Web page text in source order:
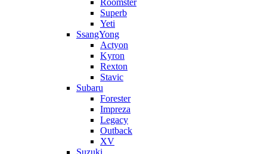
Superb
Yeti
SsangYong
Actyon
Kyron
Rexton
Stavic
Subaru
Forester
Impreza
Legacy
Outback
XV
Suzuki